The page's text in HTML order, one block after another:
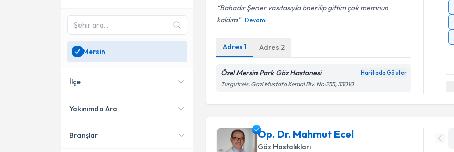
Bahadır Şener vasıtasıyla önerilip gittim çok memnun
kaldım
Devamı
Adres1 Adres 2
Özel Mersin Park Göz Hastanesi Haritada Göster
Turgutreis, Gazi Mustafa Kemal Blv. No:255, 33010
Op. Dr. Mahmut Ecel
Göz Hastalıkları
Mersin
İlçe
Akdeniz
Yakınımda Ara
Konumuma yakın uzmanları
Branşlar